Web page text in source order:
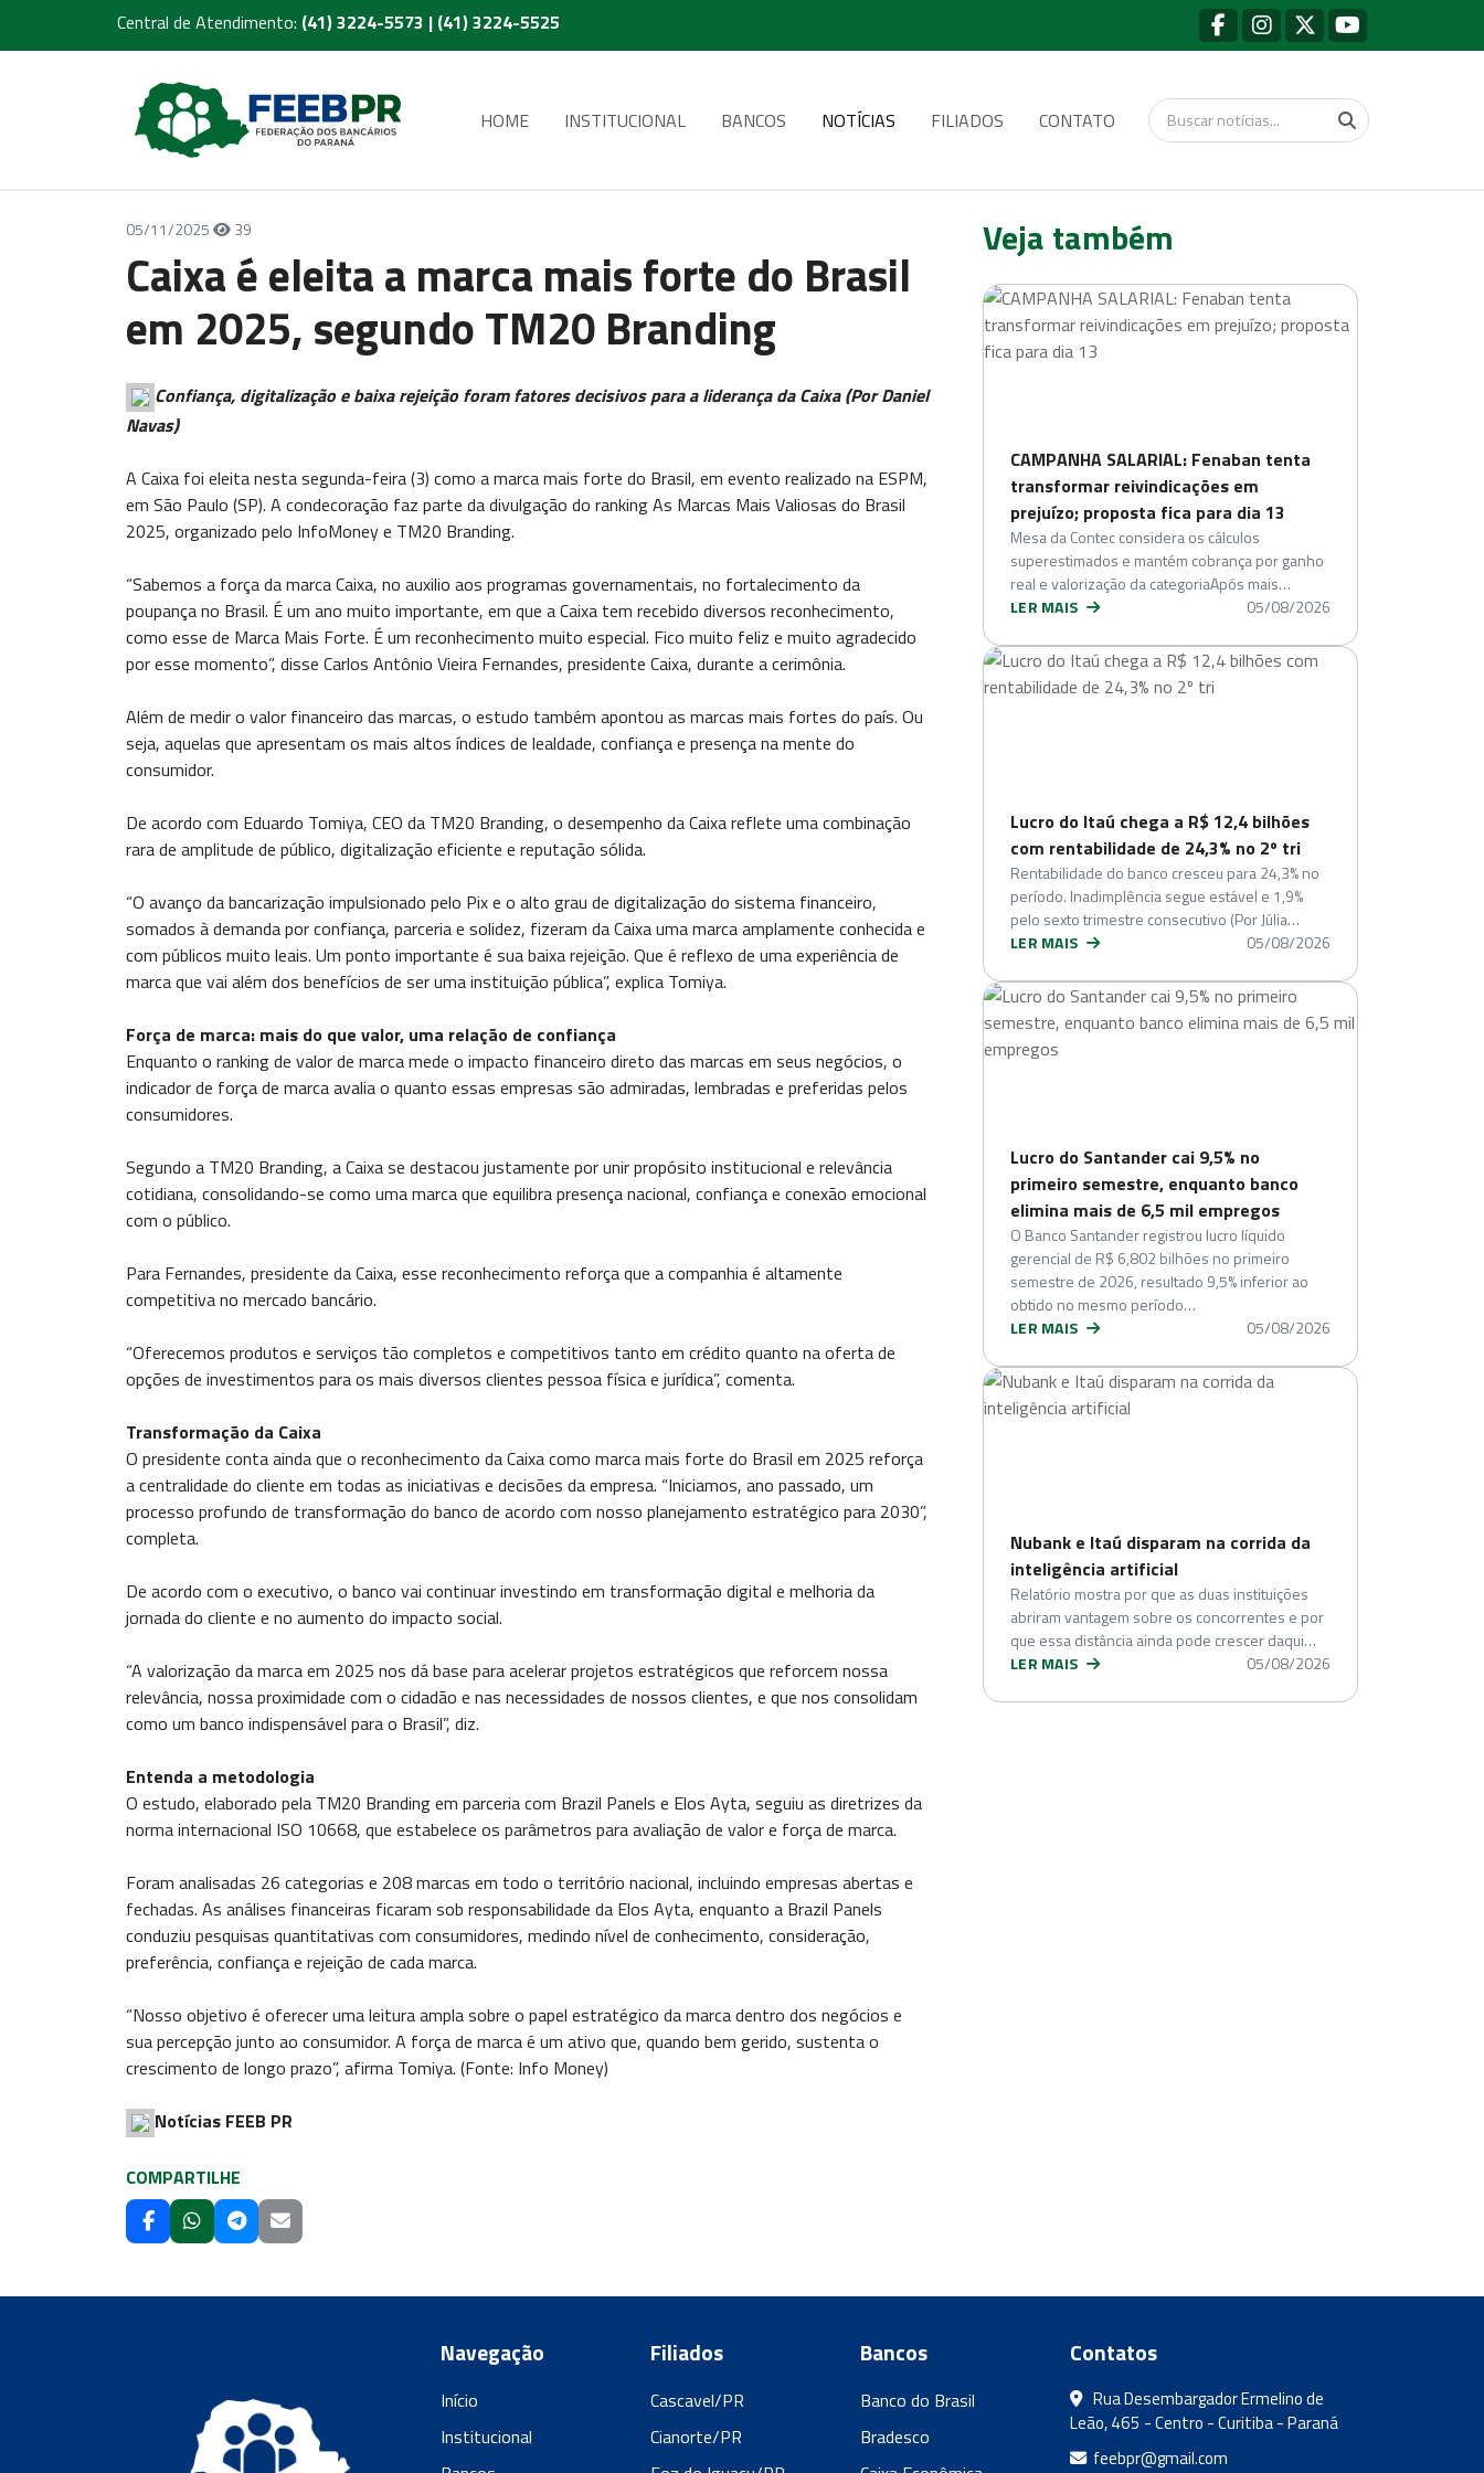
Central de Atendimento: (41) 3224-5573 | (41) 3224-5525
HOME INSTITUCIONAL BANCOS NOTÍCIAS FILIADOS CONTATO
05/11/2025 39
Caixa é eleita a marca mais forte do Brasil
em 2025, segundo TM20 Branding
Confiança, digitalização e baixa rejeição foram fatores decisivos para a liderança da Caixa (Por Daniel
Navas)
A Caixa foi eleita nesta segunda-feira (3) como a marca mais forte do Brasil, em evento realizado na ESPM,
em São Paulo (SP). A condecoração faz parte da divulgação do ranking As Marcas Mais Valiosas do Brasil
2025, organizado pelo InfoMoney e TM20 Branding.
“Sabemos a força da marca Caixa, no auxilio aos programas governamentais, no fortalecimento da
poupança no Brasil. É um ano muito importante, em que a Caixa tem recebido diversos reconhecimento,
como esse de Marca Mais Forte. É um reconhecimento muito especial. Fico muito feliz e muito agradecido
por esse momento”, disse Carlos Antônio Vieira Fernandes, presidente Caixa, durante a cerimônia.
Além de medir o valor financeiro das marcas, o estudo também apontou as marcas mais fortes do país. Ou
seja, aquelas que apresentam os mais altos índices de lealdade, confiança e presença na mente do
consumidor.
De acordo com Eduardo Tomiya, CEO da TM20 Branding, o desempenho da Caixa reflete uma combinação
rara de amplitude de público, digitalização eficiente e reputação sólida.
“O avanço da bancarização impulsionado pelo Pix e o alto grau de digitalização do sistema financeiro,
somados à demanda por confiança, parceria e solidez, fizeram da Caixa uma marca amplamente conhecida e
com públicos muito leais. Um ponto importante é sua baixa rejeição. Que é reflexo de uma experiência de
marca que vai além dos benefícios de ser uma instituição pública”, explica Tomiya.
Força de marca: mais do que valor, uma relação de confiança
Enquanto o ranking de valor de marca mede o impacto financeiro direto das marcas em seus negócios, o
indicador de força de marca avalia o quanto essas empresas são admiradas, lembradas e preferidas pelos
consumidores.
Segundo a TM20 Branding, a Caixa se destacou justamente por unir propósito institucional e relevância
cotidiana, consolidando-se como uma marca que equilibra presença nacional, confiança e conexão emocional
com o público.
Para Fernandes, presidente da Caixa, esse reconhecimento reforça que a companhia é altamente
competitiva no mercado bancário.
“Oferecemos produtos e serviços tão completos e competitivos tanto em crédito quanto na oferta de
opções de investimentos para os mais diversos clientes pessoa física e jurídica”, comenta.
Transformação da Caixa
O presidente conta ainda que o reconhecimento da Caixa como marca mais forte do Brasil em 2025 reforça
a centralidade do cliente em todas as iniciativas e decisões da empresa. “Iniciamos, ano passado, um
processo profundo de transformação do banco de acordo com nosso planejamento estratégico para 2030”,
completa.
De acordo com o executivo, o banco vai continuar investindo em transformação digital e melhoria da
jornada do cliente e no aumento do impacto social.
“A valorização da marca em 2025 nos dá base para acelerar projetos estratégicos que reforcem nossa
relevância, nossa proximidade com o cidadão e nas necessidades de nossos clientes, e que nos consolidam
como um banco indispensável para o Brasil”, diz.
Entenda a metodologia
O estudo, elaborado pela TM20 Branding em parceria com Brazil Panels e Elos Ayta, seguiu as diretrizes da
norma internacional ISO 10668, que estabelece os parâmetros para avaliação de valor e força de marca.
Foram analisadas 26 categorias e 208 marcas em todo o território nacional, incluindo empresas abertas e
fechadas. As análises financeiras ficaram sob responsabilidade da Elos Ayta, enquanto a Brazil Panels
conduziu pesquisas quantitativas com consumidores, medindo nível de conhecimento, consideração,
preferência, confiança e rejeição de cada marca.
“Nosso objetivo é oferecer uma leitura ampla sobre o papel estratégico da marca dentro dos negócios e
sua percepção junto ao consumidor. A força de marca é um ativo que, quando bem gerido, sustenta o
crescimento de longo prazo”, afirma Tomiya. (Fonte: Info Money)
Notícias FEEB PR
COMPARTILHE
Veja também
CAMPANHA SALARIAL: Fenaban tenta
transformar reivindicações em
prejuízo; proposta fica para dia 13
Mesa da Contec considera os cálculos
superestimados e mantém cobrança por ganho
real e valorização da categoriaApós mais…
LER MAIS
05/08/2026
Lucro do Itaú chega a R$ 12,4 bilhões
com rentabilidade de 24,3% no 2º tri
Rentabilidade do banco cresceu para 24,3% no
período. Inadimplência segue estável e 1,9%
pelo sexto trimestre consecutivo (Por Júlia…
LER MAIS
05/08/2026
Lucro do Santander cai 9,5% no
primeiro semestre, enquanto banco
elimina mais de 6,5 mil empregos
O Banco Santander registrou lucro líquido
gerencial de R$ 6,802 bilhões no primeiro
semestre de 2026, resultado 9,5% inferior ao
obtido no mesmo período…
LER MAIS
05/08/2026
Nubank e Itaú disparam na corrida da
inteligência artificial
Relatório mostra por que as duas instituições
abriram vantagem sobre os concorrentes e por
que essa distância ainda pode crescer daqui…
LER MAIS
05/08/2026
Navegação
Início
Institucional
Filiados
Cascavel/PR
Cianorte/PR
Bancos
Banco do Brasil
Bradesco
Contatos
Rua Desembargador Ermelino de
Leão, 465 - Centro - Curitiba - Paraná
feebpr@gmail.com